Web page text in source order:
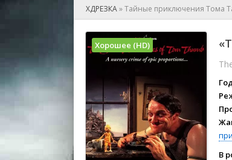
ХДРЕЗКА»Тайные приключения Тома
В
Хорошее (HD)